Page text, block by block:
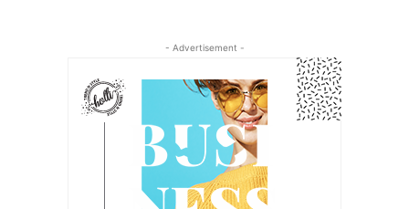
- Advertisement -